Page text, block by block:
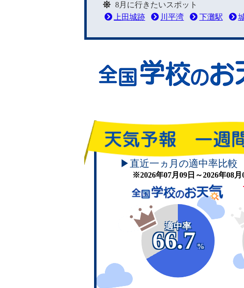
8月に行きたいスポット
上田城跡
川平湾 下灘駅
▶直近一ヵ月の適中率比較
※2026年07月09日～2026年08
適中率
66.7
%